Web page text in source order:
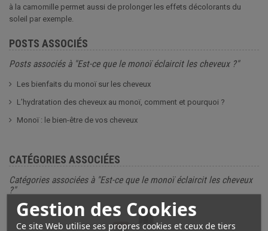
Gestion des Cookies
Ce site Web utilise ses propres cookies et ceux de tiers
à la camomille permet aussi de prolonger les effets décolorants du
soleil par exemple.
POSTS ASSOCIÉS
Posts associés à "Est-ce que le monoï éclaircit les cheveux ?"
Les bienfaits du monoï sur les cheveux
L’hydratation des cheveux au monoï, comment et pourquoi ?
Monoï : le bien-être de vos cheveux
CATÉGORIES ASSOCIÉES
Catégories associées à "Est-ce que le monoï éclaircit les cheveux
?"